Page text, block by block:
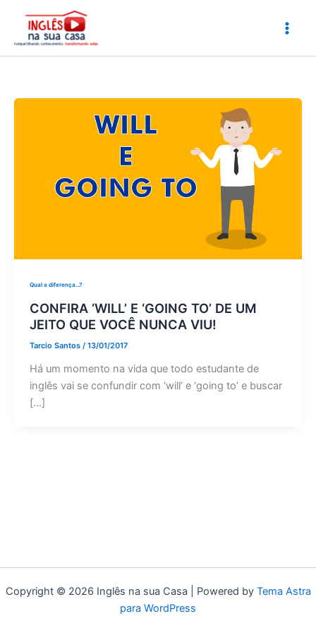
conteúdo
Qual a diferença...?
CONFIRA ‘WILL’ E ‘GOING TO’ DE UM
JEITO QUE VOCÊ NUNCA VIU!
Tarcio Santos / 13/01/2017
Há um momento na vida que todo estudante de
inglês vai se confundir com ‘will’ e ‘going to’ e buscar
[…]
Copyright © 2026 Inglês na sua Casa | Powered by Tema Astra
para WordPress